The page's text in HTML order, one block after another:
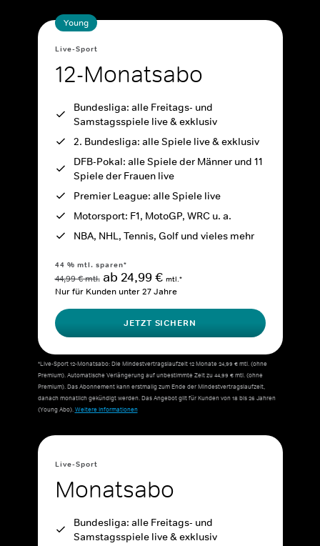
Young
Live-Sport
12-Monatsabo
Bundesliga: alle Freitags- und
Samstagsspiele live & exklusiv
2. Bundesliga: alle Spiele live & exklusiv
DFB-Pokal: alle Spiele der Männer und 11
Spiele der Frauen live
Premier League: alle Spiele live
Motorsport: F1, MotoGP, WRC u. a.
NBA, NHL, Tennis, Golf und vieles mehr
44 % mtl. sparen*
44,99 € mtl. ab 24,99 € mtl.*
Nur für Kunden unter 27 Jahre
JETZT SICHERN
*Live-Sport 12-Monatsabo: Die Mindestvertragslaufzeit 12 Monate 24,99 € mtl. (ohne
Premium). Automatische Verlängerung auf unbestimmte Zeit zu 44,99 € mtl. (ohne
Premium). Das Abonnement kann erstmalig zum Ende der Mindestvertragslaufzeit,
danach monatlich gekündigt werden. Das Angebot gilt für Kunden von 18 bis 26 Jahren
(Young Abo).Weitere Informationen
Live-Sport
Monatsabo
Bundesliga: alle Freitags- und
Samstagsspiele live & exklusiv